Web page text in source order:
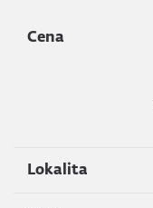
Cena
Lokalita